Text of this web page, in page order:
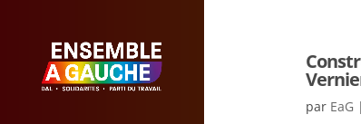
par EaG |